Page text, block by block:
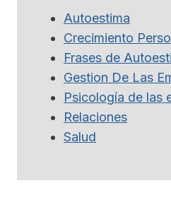
Autoestima
Crecimiento
Frases de
Gestion De Las
Psicología de las
Relaciones
Salud